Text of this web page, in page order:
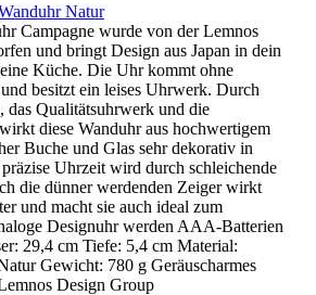
Natur
Campagne wurde von der Lemnos
und bringt Design aus Japan in dein
Küche. Die Uhr kommt ohne
besitzt ein leises Uhrwerk. Durch
das Qualitätsuhrwerk und die
diese Wanduhr aus hochwertigem
Buche und Glas sehr dekorativ in
Uhrzeit wird durch schleichende
die dünner werdenden Zeiger wirkt
und macht sie auch ideal zum
Designuhr werden AAA-Batterien
29,4 cm Tiefe: 5,4 cm Material:
Gewicht: 780 g Geräuscharmes
Design Group